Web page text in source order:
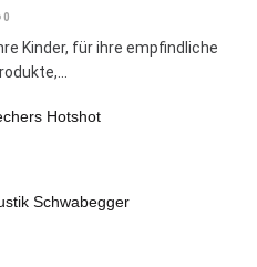
0
Kinder, für ihre empfindliche
Hotshot
Schwabegger